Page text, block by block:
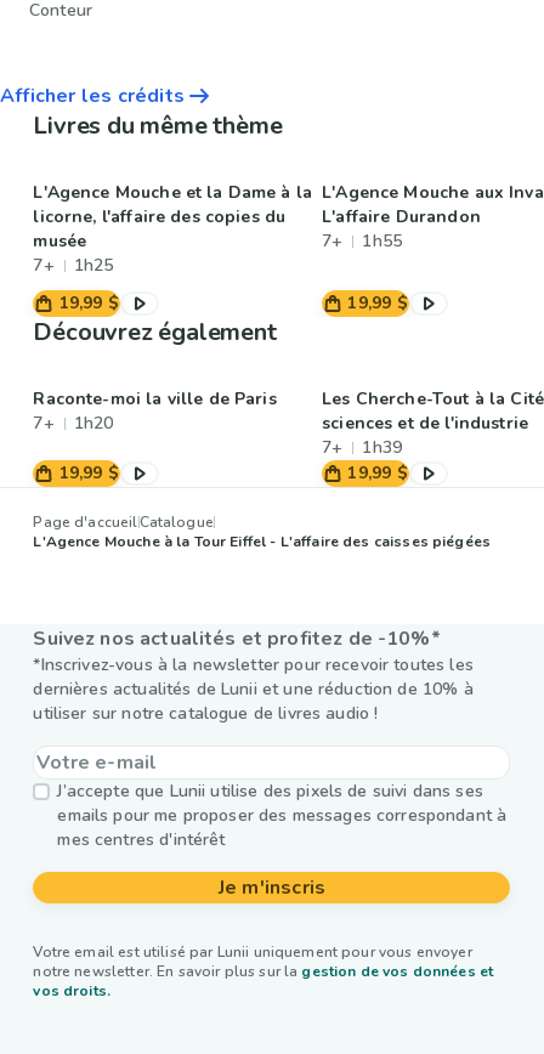
Conteur
Afficher les crédits
Livres du même thème
L'Agence Mouche et la Dame à la
licorne, l'affaire des copies du
musée
7+
1h25
19,99 $
L'Agence Mouche aux
L'affaire Durandon
7+
1h55
19,99 $
Découvrez également
Raconte-moi la ville de Paris
7+
1h20
19,99 $
Les Cherche-Tout à la
sciences et de l'industrie
7+
1h39
19,99 $
Page d'accueilCatalogue
L'Agence Mouche à la Tour Eiffel - L'affaire des caisses piégées
Suivez nos actualités et profitez de -10%*
*Inscrivez-vous à la newsletter pour recevoir toutes les
dernières actualités de Lunii et une réduction de 10% à
utiliser sur notre catalogue de livres audio !
J’accepte que Lunii utilise des pixels de suivi dans ses
emails pour me proposer des messages correspondant à
mes centres d'intérêt
Je m'inscris
Votre email est utilisé par Lunii uniquement pour vous envoyer
notre newsletter. En savoir plus sur la gestion de vos données et
vos droits.